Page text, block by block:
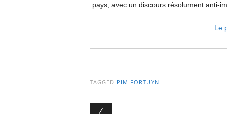
pays, avec un discours résolument anti-
Le
TAGGED PIM FORTUYN